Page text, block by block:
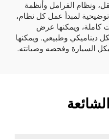
ونظام الفرامل وأنظمة
لمبدأ عمل كل نظام،
كاملة، ويمكنها عرض
ديناميكي وطبيعي. ويمكنها
السيارة وفحصه وصيانته.